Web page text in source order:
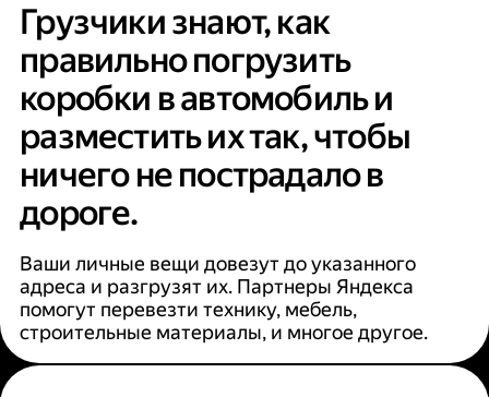
Грузчики знают, как
правильно погрузить
коробки в автомобиль и
разместить их так, чтобы
ничего не пострадало в
дороге.
Ваши личные вещи довезут до указанного
адреса и разгрузят их. Партнеры Яндекса
помогут перевезти технику, мебель,
строительные материалы, и многое другое.